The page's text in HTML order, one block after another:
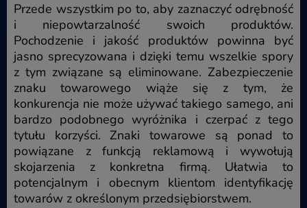
Przede wszystkim po to, aby zaznaczyć odrębność
i niepowtarzalność swoich produktów.
Pochodzenie i jakość produktów powinna być
jasno sprecyzowana i dzięki temu wszelkie spory
z tym związane są eliminowane. Zabezpieczenie
znaku towarowego wiąże się z tym, że
konkurencja nie może używać takiego samego, ani
bardzo podobnego wyróżnika i czerpać z tego
tytułu korzyści. Znaki towarowe są ponad to
powiązane z funkcją reklamową i wywołują
skojarzenia z konkretna firmą. Ułatwia to
potencjalnym i obecnym klientom identyfikację
towarów z określonym przedsiębiorstwem.